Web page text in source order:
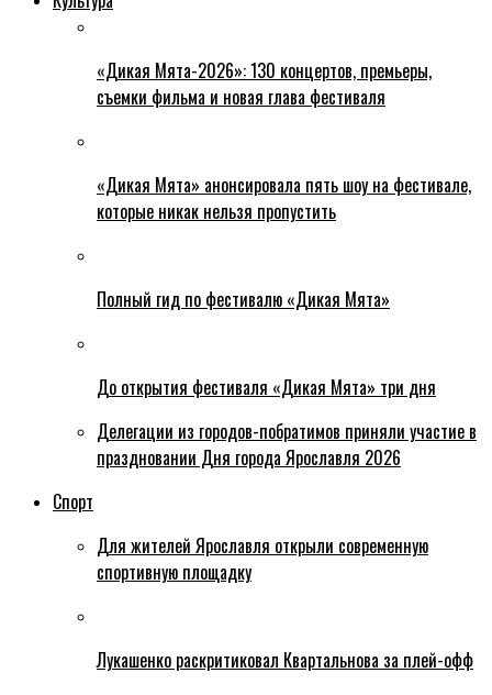
«Дикая Мята-2026»: 130 концертов, премьеры,
съемки фильма и новая глава фестиваля
«Дикая Мята» анонсировала пять шоу на фестивале,
которые никак нельзя пропустить
Полный гид по фестивалю «Дикая Мята»
До открытия фестиваля «Дикая Мята» три дня
Делегации из городов-побратимов приняли участие в
праздновании Дня города Ярославля 2026
Спорт
Для жителей Ярославля открыли современную
спортивную площадку
Лукашенко раскритиковал Квартальнова за плей-офф